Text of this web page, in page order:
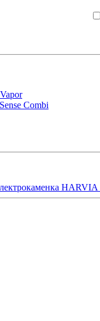
Combi
HARVIA